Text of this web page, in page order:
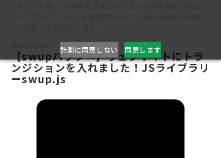
計測に同意しない 同意します
2023/10/26
【swupハウツー】ウェブサイトにトラ
ンジションを入れました！JSライブラリ
ーswup.js